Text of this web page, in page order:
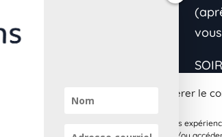
Gérer le
Pour offrir les meilleures
→Conditions de retours et